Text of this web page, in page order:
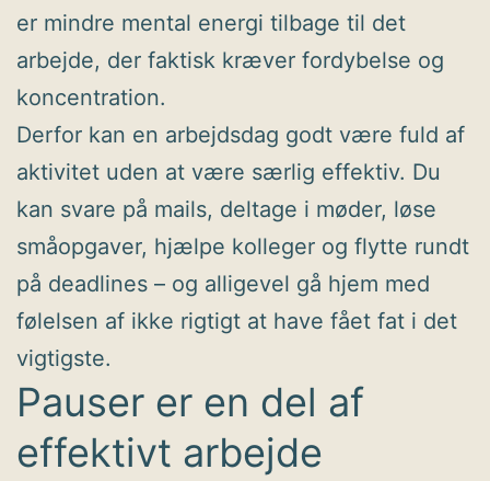
er mindre mental energi tilbage til det
arbejde, der faktisk kræver fordybelse og
koncentration.
Derfor kan en arbejdsdag godt være fuld af
aktivitet uden at være særlig effektiv. Du
kan svare på mails, deltage i møder, løse
småopgaver, hjælpe kolleger og flytte rundt
på deadlines – og alligevel gå hjem med
følelsen af ikke rigtigt at have fået fat i det
vigtigste.
Pauser er en del af
effektivt arbejde